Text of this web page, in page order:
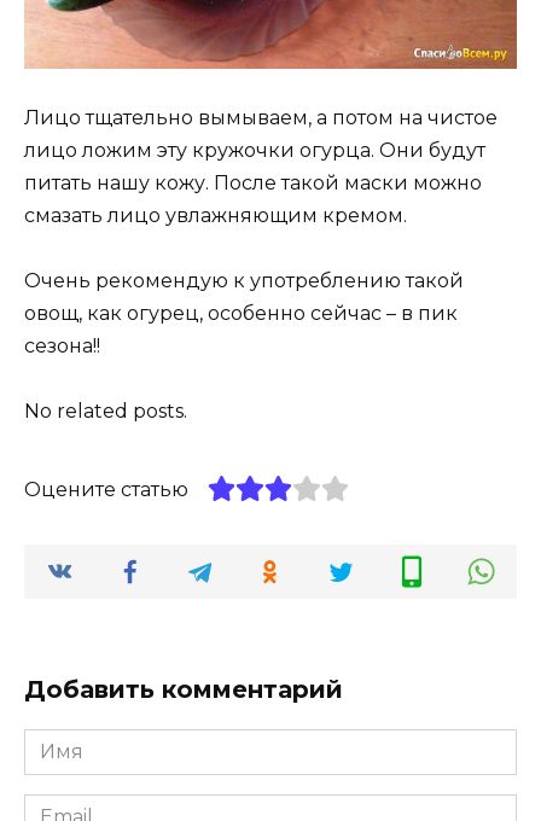
Лицо тщательно вымываем, а потом на чистое
лицо ложим эту кружочки огурца. Они будут
питать нашу кожу. После такой маски можно
смазать лицо увлажняющим кремом.
Очень рекомендую к употреблению такой
овощ, как огурец, особенно сейчас – в пик
сезона!!
No related posts.
Оцените статью
Добавить комментарий
Имя
*
Email